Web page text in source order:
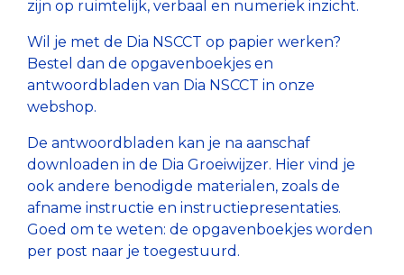
zijn op ruimtelijk, verbaal en numeriek inzicht.
Wil je met de Dia NSCCT op papier werken?
Bestel dan de opgavenboekjes en
antwoordbladen van Dia NSCCT in onze
webshop.
De antwoordbladen kan je na aanschaf
downloaden in de Dia Groeiwijzer. Hier vind je
ook andere benodigde materialen, zoals de
afname instructie en instructiepresentaties.
Goed om te weten: de opgavenboekjes worden
per post naar je toegestuurd.